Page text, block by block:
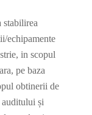
stabilirea
echipamente
in scopul
pe baza
obtinerii de
auditului și